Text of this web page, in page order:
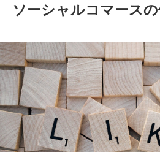
ソーシャルコマース